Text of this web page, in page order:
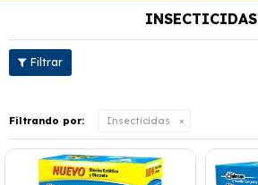
INSECTICIDAS
Filtrando por: Insecticidas